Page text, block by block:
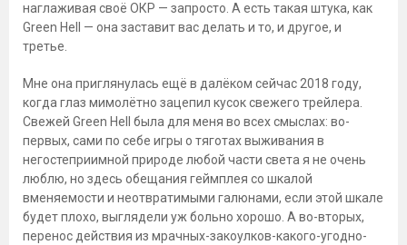
наглаживая своё ОКР — запросто. А есть такая штука, как
Green Hell — она заставит вас делать и то, и другое, и
третье.
Мне она приглянулась ещё в далёком сейчас 2018 году,
когда глаз мимолётно зацепил кусок свежего трейлера.
Свежей Green Hell была для меня во всех смыслах: во-
первых, сами по себе игры о тяготах выживания в
негостеприимной природе любой части света я не очень
люблю, но здесь обещания геймплея со шкалой
вменяемости и неотвратимыми галюнами, если этой шкале
будет плохо, выглядели уж больно хорошо. А во-вторых,
перенос действия из мрачных-закоулков-какого-угодно-